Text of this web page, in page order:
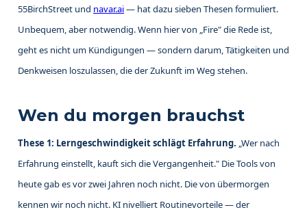
55BirchStreet und navar.ai— hat dazu sieben Thesen formuliert.
Unbequem, aber notwendig. Wenn hier von „Fire" die Rede ist,
geht es nicht um Kündigungen — sondern darum, Tätigkeiten und
Denkweisen loszulassen, die der Zukunft im Weg stehen.
Wen du morgen brauchst
These 1: Lerngeschwindigkeit schlägt Erfahrung. „Wer nach
Erfahrung einstellt, kauft sich die Vergangenheit." Die Tools von
heute gab es vor zwei Jahren noch nicht. Die von übermorgen
kennen wir noch nicht. KI nivelliert Routinevorteile — der